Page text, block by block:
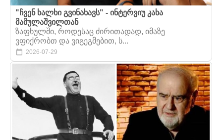
"ჩვენ ხალხი გვინახავს" - ინტერვიუ კახა
მამულაშვილთან
ზაფხულში, როდესაც ძირითადად, იმაზე
ვფიქრობთ და ვიგეგმებით, ს...
2026-07-29